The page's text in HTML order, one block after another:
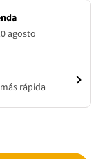
agosto
rápida